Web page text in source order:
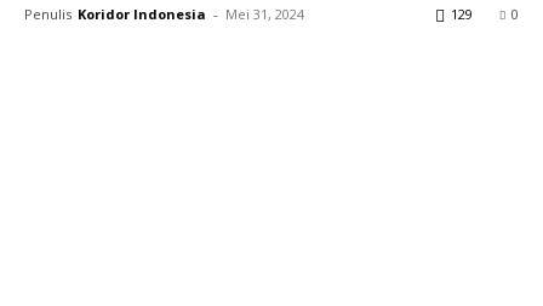
Penulis Koridor Indonesia - Mei 31, 2024 0
129